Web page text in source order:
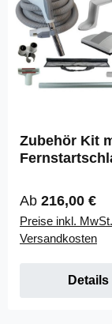
Zubehör Kit
Regulärer
Ab 216,00 €
Preise inkl.
Versandkosten
Details